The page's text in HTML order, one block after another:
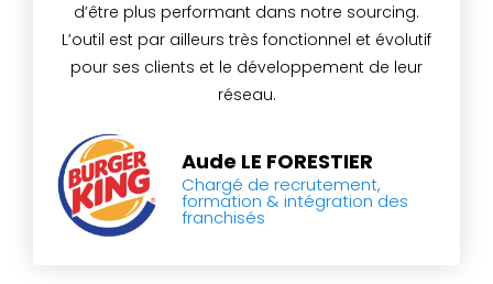
d’être plus performant dans notre sourcing.
L’outil est par ailleurs très fonctionnel et évolutif
pour ses clients et le développement de leur
réseau.
Aude LE FORESTIER
Chargé de recrutement,
formation & intégration des
franchisés